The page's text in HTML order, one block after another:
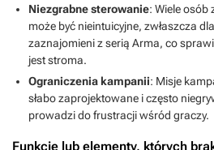
Niezgrabne sterowanie: Wiele osób
może być nieintuicyjne, zwłaszcza
zaznajomieni z serią Arma, co
jest stroma.
Ograniczenia kampanii: Misje
słabo zaprojektowane i często
prowadzi do frustracji wśród graczy.
Funkcje lub elementy, których